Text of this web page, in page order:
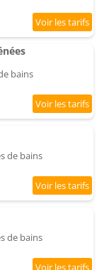
bains
de bains
de bains